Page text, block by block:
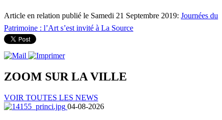
Article en relation publié le Samedi 21 Septembre 2019: Journées du
Patrimoine : l’Art s’est invité à La Source
ZOOM SUR LAVILLE
VOIR TOUTES LES NEWS
04-08-2026